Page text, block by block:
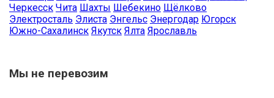
Черкесск Чита Шахты Шебекино Щёлково
Электросталь Элиста Энгельс Энергодар Югорск
Южно-Сахалинск Якутск Ялта Ярославль
Мы не перевозим